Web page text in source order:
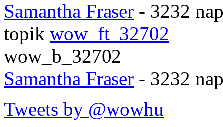
Samantha Fraser - 3232
topik wow_ft_32702
wow_b_32702
Samantha Fraser - 3232
Tweets by @wowhu